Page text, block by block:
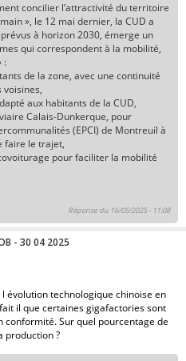
concilier l’attractivité du territoire
», le 12 mai dernier, la CUD a
à horizon 2030, émerge un
qui correspondent à la mobilité,
:
de la zone, avec une continuité
voisines,
aux habitants de la CUD,
Calais-Dunkerque, pour
(EPCI) de Montreuil à
faire le trajet,
pour faciliter la mobilité
Réponse du 16/05/2025 - 11:08
- 30 04 2025
évolution technologique chinoise en
il que certaines gigafactories sont
Sur quel pourcentage de
production ?